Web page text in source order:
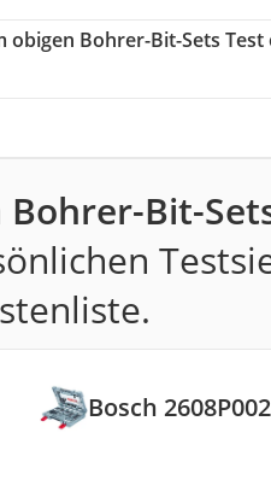
obigen Bohrer-Bit-Sets Test
Bohrer-Bit-
Bosch